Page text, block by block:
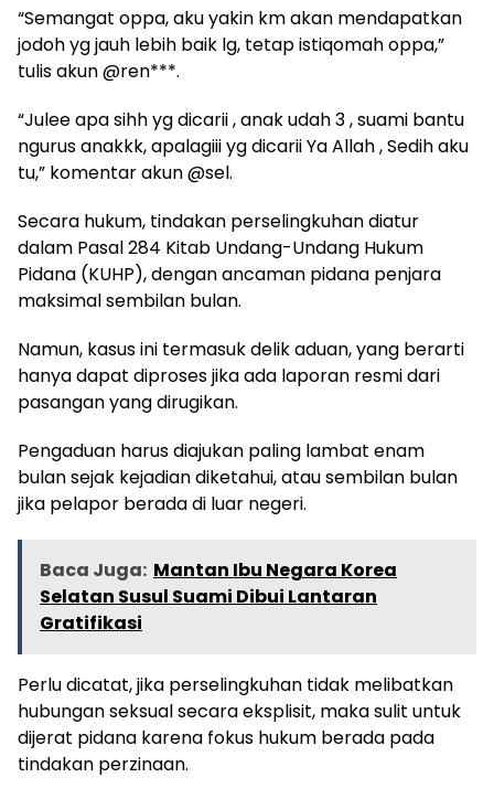
“Semangat oppa, aku yakin km akan mendapatkan
jodoh yg jauh lebih baik lg, tetap istiqomah oppa,”
tulis akun @ren***.
“Julee apa sihh yg dicarii , anak udah 3 , suami bantu
ngurus anakkk, apalagiii yg dicarii Ya Allah , Sedih aku
tu,” komentar akun @sel.
Secara hukum, tindakan perselingkuhan diatur
dalam Pasal 284 Kitab Undang-Undang Hukum
Pidana (KUHP), dengan ancaman pidana penjara
maksimal sembilan bulan.
Namun, kasus ini termasuk delik aduan, yang berarti
hanya dapat diproses jika ada laporan resmi dari
pasangan yang dirugikan.
Pengaduan harus diajukan paling lambat enam
bulan sejak kejadian diketahui, atau sembilan bulan
jika pelapor berada di luar negeri.
Baca Juga: Mantan Ibu Negara Korea
Selatan Susul Suami Dibui Lantaran
Gratifikasi
Perlu dicatat, jika perselingkuhan tidak melibatkan
hubungan seksual secara eksplisit, maka sulit untuk
dijerat pidana karena fokus hukum berada pada
tindakan perzinaan.